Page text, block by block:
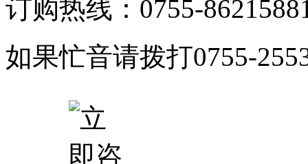
订购热线：0755-
如果忙音请拨打0755-